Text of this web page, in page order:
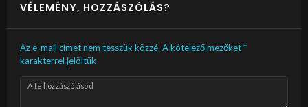
VÉLEMÉNY, HOZZÁSZÓLÁS?
Az e-mail címet nem tesszük közzé. A kötelező mezőket*
karakterrel jelöltük
A te hozzászólásod